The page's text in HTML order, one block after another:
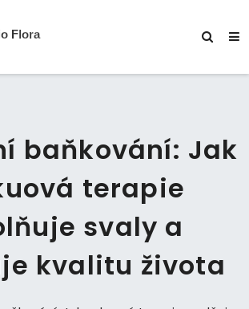
baňkování: Jak
terapie
svaly a
kvalitu života